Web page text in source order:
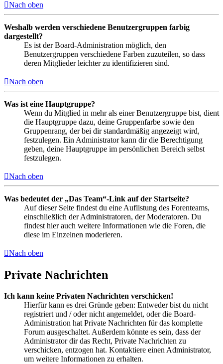
Nach oben
Weshalb werden verschiedene Benutzergruppen farbig
dargestellt?
Es ist der Board-Administration möglich, den
Benutzergruppen verschiedene Farben zuzuteilen, so dass
deren Mitglieder leichter zu identifizieren sind.
Nach oben
Was ist eine Hauptgruppe?
Wenn du Mitglied in mehr als einer Benutzergruppe bist, dient
die Hauptgruppe dazu, deine Gruppenfarbe sowie den
Gruppenrang, der bei dir standardmäßig angezeigt wird,
festzulegen. Ein Administrator kann dir die Berechtigung
geben, deine Hauptgruppe im persönlichen Bereich selbst
festzulegen.
Nach oben
Was bedeutet der „Das Team“-Link auf der Startseite?
Auf dieser Seite findest du eine Auflistung des Forenteams,
einschließlich der Administratoren, der Moderatoren. Du
findest hier auch weitere Informationen wie die Foren, die
diese im Einzelnen moderieren.
Nach oben
Private Nachrichten
Ich kann keine Privaten Nachrichten verschicken!
Hierfür kann es drei Gründe geben: Entweder bist du nicht
registriert und / oder nicht angemeldet, oder die Board-
Administration hat Private Nachrichten für das komplette
Forum ausgeschaltet. Außerdem könnte es sein, dass der
Administrator dir das Recht, Private Nachrichten zu
verschicken, entzogen hat. Kontaktiere einen Administrator,
um weitere Informationen zu erhalten.